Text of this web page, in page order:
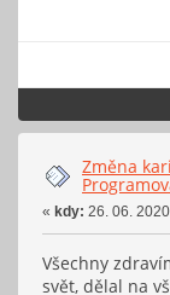
Změna
« kdy: 26. 06.
Všechny
svět, dělal na